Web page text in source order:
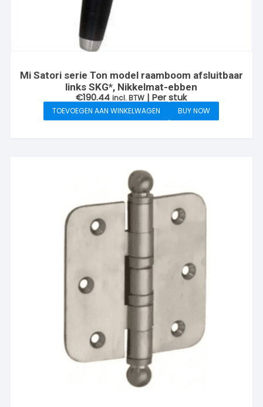
Mi Satori serie Ton model raamboom afsluitbaar
links SKG*, Nikkelmat-ebben
€190.44 incl. BTW | Per stuk
TOEVOEGEN AAN WINKELWAGEN BUY NOW